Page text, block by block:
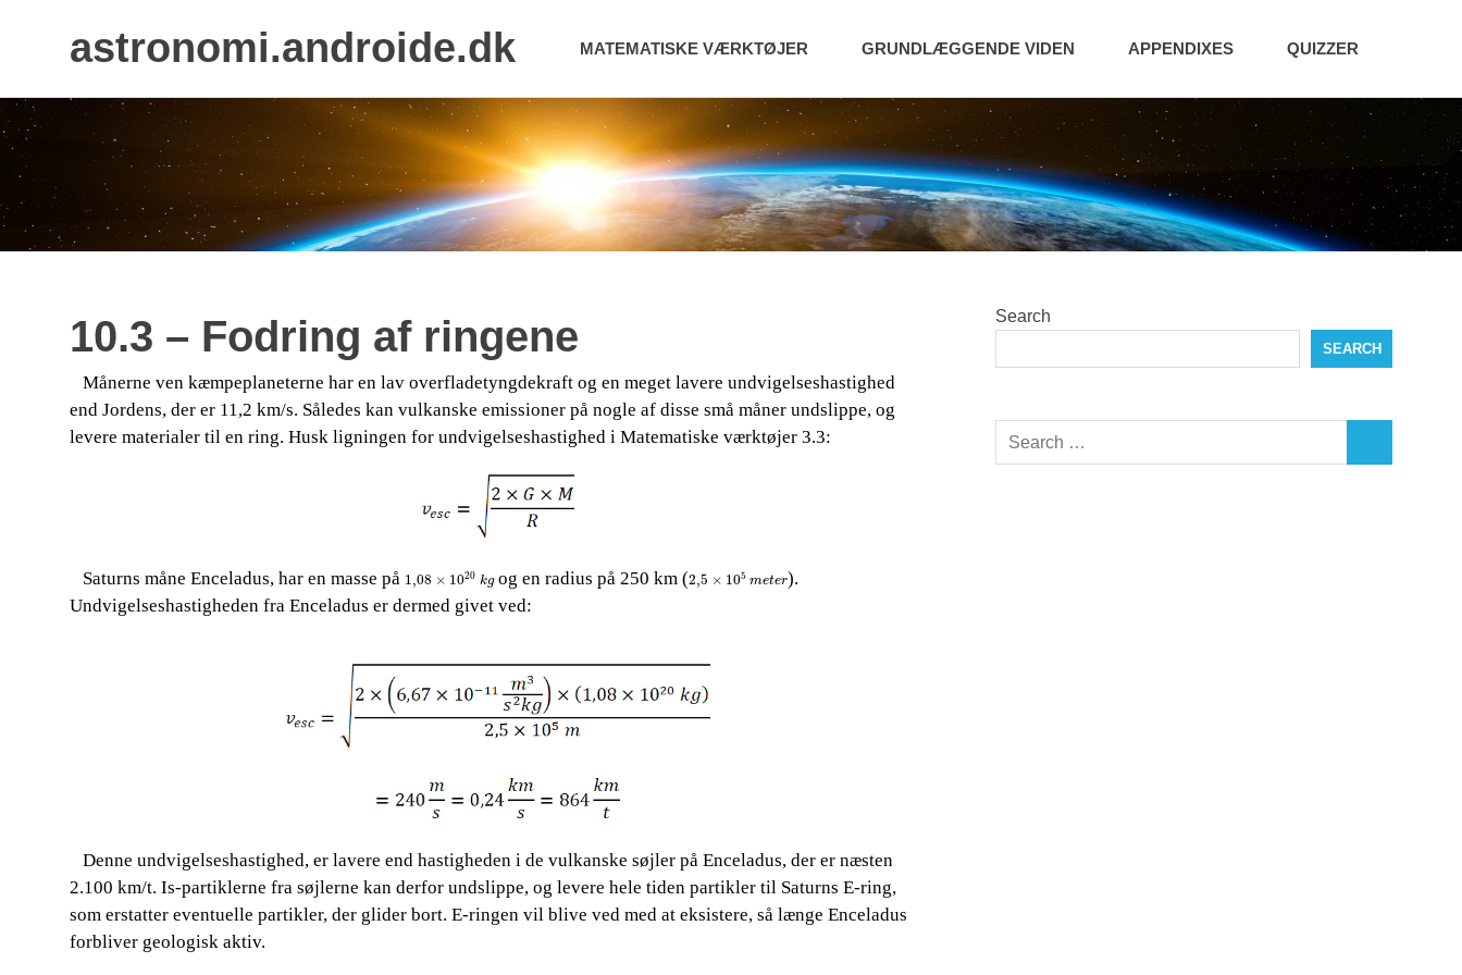
Skip
to
content
astronomi.androide.dk MATEMATISKE VÆRKTØJER GRUNDLÆGGENDE VIDEN APPENDIXES QUIZZER
10.3 – Fodring af ringene
Månerne ven kæmpeplaneterne har en lav overfladetyngdekraft og en meget lavere undvigelseshastighed
end Jordens, der er 11,2 km/s. Således kan vulkanske emissioner på nogle af disse små måner undslippe, og
levere materialer til en ring. Husk ligningen for undvigelseshastighed i Matematiske værktøjer 3.3:
​​ ​​​​ Saturns måne Enceladus, har en masse på​​ 1,08 × 1020 kg
1,08 10 20 k g ​​ og en radius på 250 km (2,5 × 105 meter
2,5× 105 m r
).
Undvigelseshastigheden fra Enceladus er dermed givet ved:
Denne undvigelseshastighed, er lavere end hastigheden i de vulkanske søjler på Enceladus, der er næsten
2.100 km/t. Is-partiklerne fra søjlerne kan derfor undslippe, og levere hele tiden partikler til Saturns E-ring,
som erstatter eventuelle partikler, der glider bort. E-ringen vil blive ved med at eksistere, så længe Enceladus
forbliver geologisk aktiv.
Search
SEARCH
Search